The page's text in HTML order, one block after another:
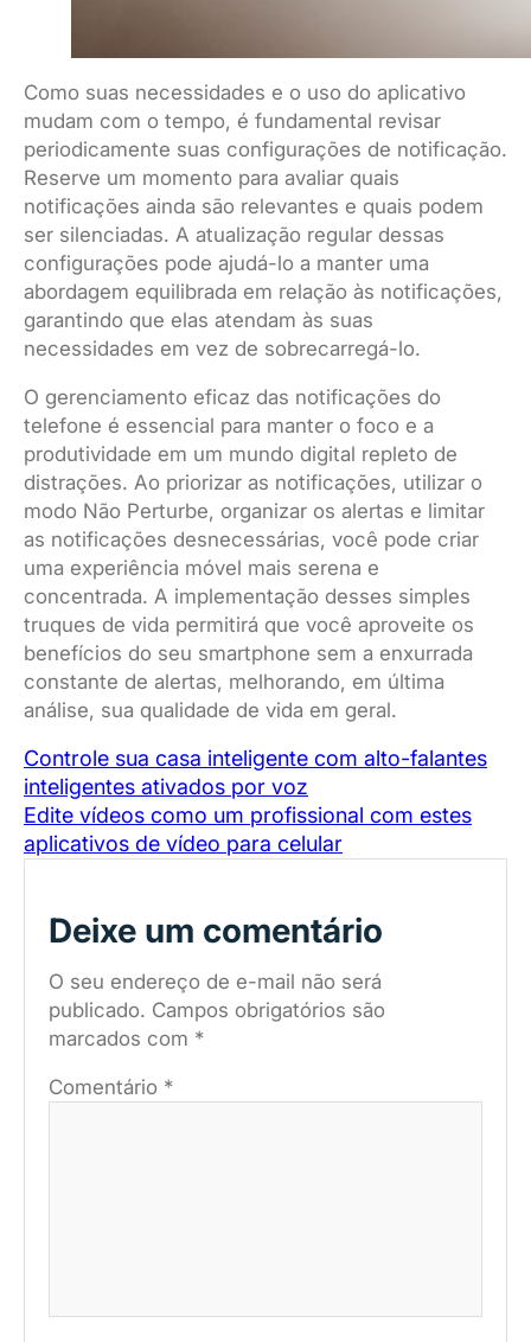
Como suas necessidades e o uso do aplicativo
mudam com o tempo, é fundamental revisar
periodicamente suas configurações de notificação.
Reserve um momento para avaliar quais
notificações ainda são relevantes e quais podem
ser silenciadas. A atualização regular dessas
configurações pode ajudá-lo a manter uma
abordagem equilibrada em relação às notificações,
garantindo que elas atendam às suas
necessidades em vez de sobrecarregá-lo.
O gerenciamento eficaz das notificações do
telefone é essencial para manter o foco e a
produtividade em um mundo digital repleto de
distrações. Ao priorizar as notificações, utilizar o
modo Não Perturbe, organizar os alertas e limitar
as notificações desnecessárias, você pode criar
uma experiência móvel mais serena e
concentrada. A implementação desses simples
truques de vida permitirá que você aproveite os
benefícios do seu smartphone sem a enxurrada
constante de alertas, melhorando, em última
análise, sua qualidade de vida em geral.
Controle sua casa inteligente com alto-falantes
inteligentes ativados por voz
Edite vídeos como um profissional com estes
aplicativos de vídeo para celular
Deixe um comentário
O seu endereço de e-mail não será
publicado. Campos obrigatórios são
marcados com *
Comentário *